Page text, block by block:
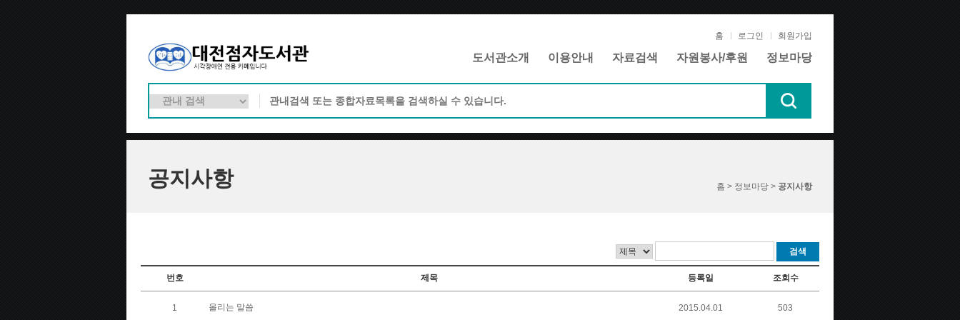
홈 로그인 회원가입
도서관소개 이용안내 자료검색 자원봉사/후원 정보마당
공지사항 홈 > 정보마당 > 공지사항
검색
번호 제목 등록일 조회수
1 올리는 말씀 2015.04.01 503